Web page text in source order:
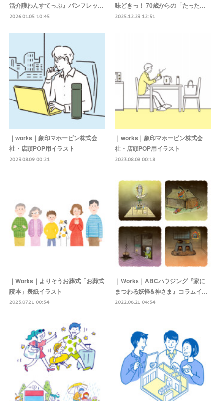
活介護わんすてっぷ』パンフレッ…
2026.01.05 10:45
味どきっ！ 70歳からの「たった…
2025.12.23 12:51
｜works｜象印マホービン株式会
社・店頭POP用イラスト
2023.08.09 00:21
｜works｜象印マホービン株式会
社・店頭POP用イラスト
2023.08.09 00:18
｜Works｜よりそうお葬式「お葬式
読本」表紙イラスト
2023.07.21 00:54
｜Works｜ABCハウジング『家に
まつわる妖怪&神さま』コラムイ…
2022.06.21 04:34